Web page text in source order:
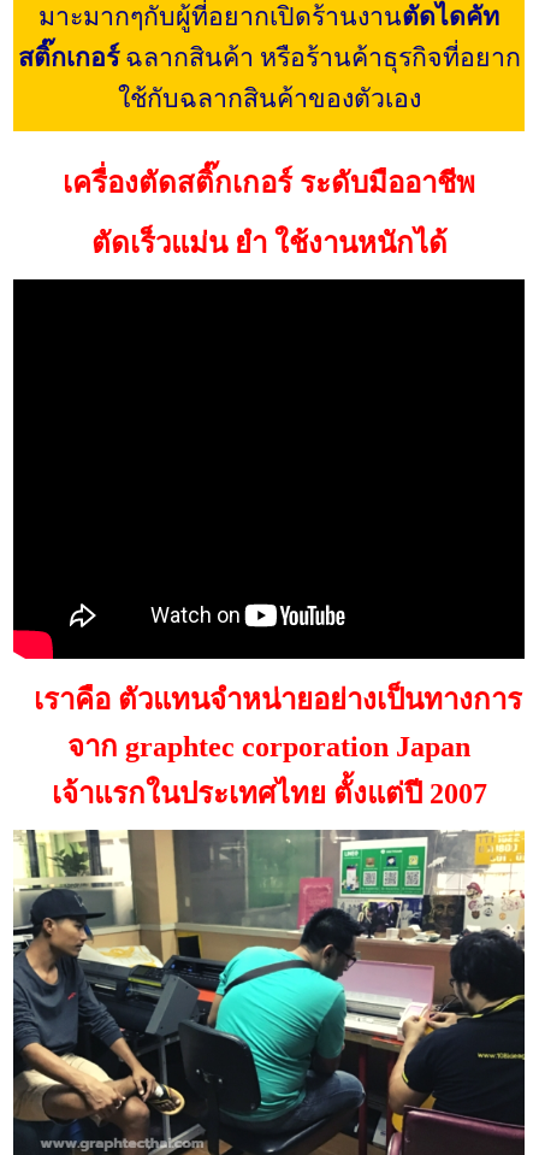
มาะมากๆกับผู้ที่อยากเปิดร้านงานตัดไดคัท
สติ๊กเกอร์ ฉลากสินค้า หรือร้านค้าธุรกิจที่อยาก
ใช้กับฉลากสินค้าของตัวเอง
เครื่องตัดสติ๊กเกอร์ ระดับมืออาชีพ
ตัดเร็วแม่น ยำ ใช้งานหนักได้
เราคือ ตัวแทนจำหน่ายอย่างเป็นทางการ
จาก graphtec corporation Japan
เจ้าแรกในประเทศไทย ตั้งแต่ปี 2007